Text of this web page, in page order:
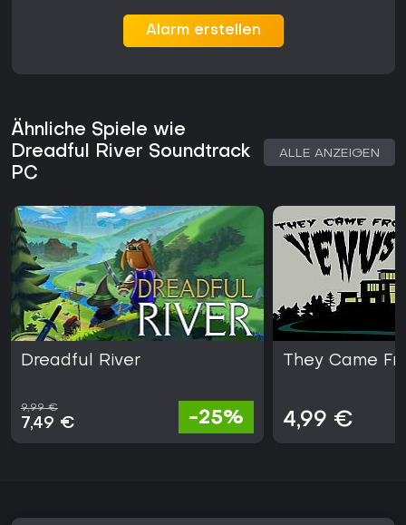
Alarm erstellen
Ähnliche Spiele wie
Dreadful River Soundtrack
PC
ALLE ANZEIGEN
Dreadful River
9,99 €
7,49 € -25%
They Came
4,99 €